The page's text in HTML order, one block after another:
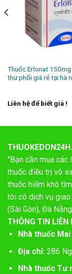
Thuốc Erlonat
thư phổi giá rẻ tại hà
Liên hệ để biết giá !
"Bạn cần mua các
thuốc điều trị vô
thuốc hiếm khó
tôi có dịch vụ giao
(Sài Gòn), Đà
THÔNG TIN LIÊN
Nhà thuốc
Địa chỉ:286
Nhà thuốc Tư